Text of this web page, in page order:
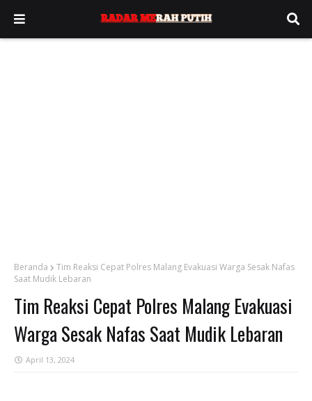
Beranda
Tim Reaksi Cepat Polres Malang Evakuasi Warga Sesak Nafas
Saat Mudik Lebaran
Tim Reaksi Cepat Polres Malang Evakuasi
Warga Sesak Nafas Saat Mudik Lebaran
April 13, 2024